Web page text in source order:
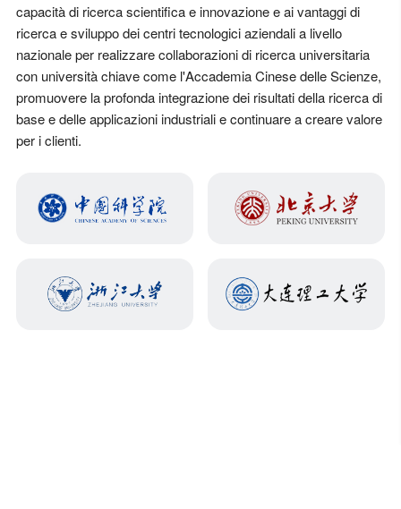
capacità di ricerca scientifica e innovazione e ai vantaggi di
ricerca e sviluppo dei centri tecnologici aziendali a livello
nazionale per realizzare collaborazioni di ricerca universitaria
con università chiave come l'Accademia Cinese delle Scienze,
promuovere la profonda integrazione dei risultati della ricerca di
base e delle applicazioni industriali e continuare a creare valore
per i clienti.